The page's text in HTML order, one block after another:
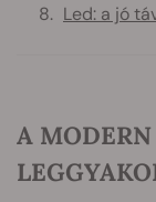
Led: a jó
A